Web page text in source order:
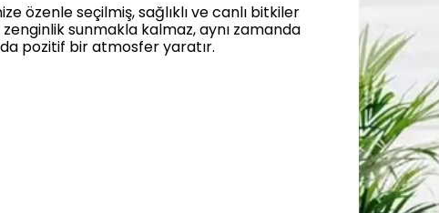
özenle seçilmiş, sağlıklı ve canlı bitkiler
sunmakla kalmaz, aynı zamanda
pozitif bir atmosfer yaratır.